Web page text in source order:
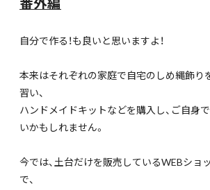
自分で作る！も良いと思いますよ！
本来はそれぞれの家庭で自宅のしめ縄飾り
習い、
ハンドメイドキットなどを購入し、ご自身
いかもしれません。
今では、土台だけを販売しているWEBショ
で、